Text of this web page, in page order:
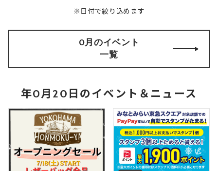
※日付で絞り込めます
0月のイベント
一覧
年0月20日のイベント＆ニュース